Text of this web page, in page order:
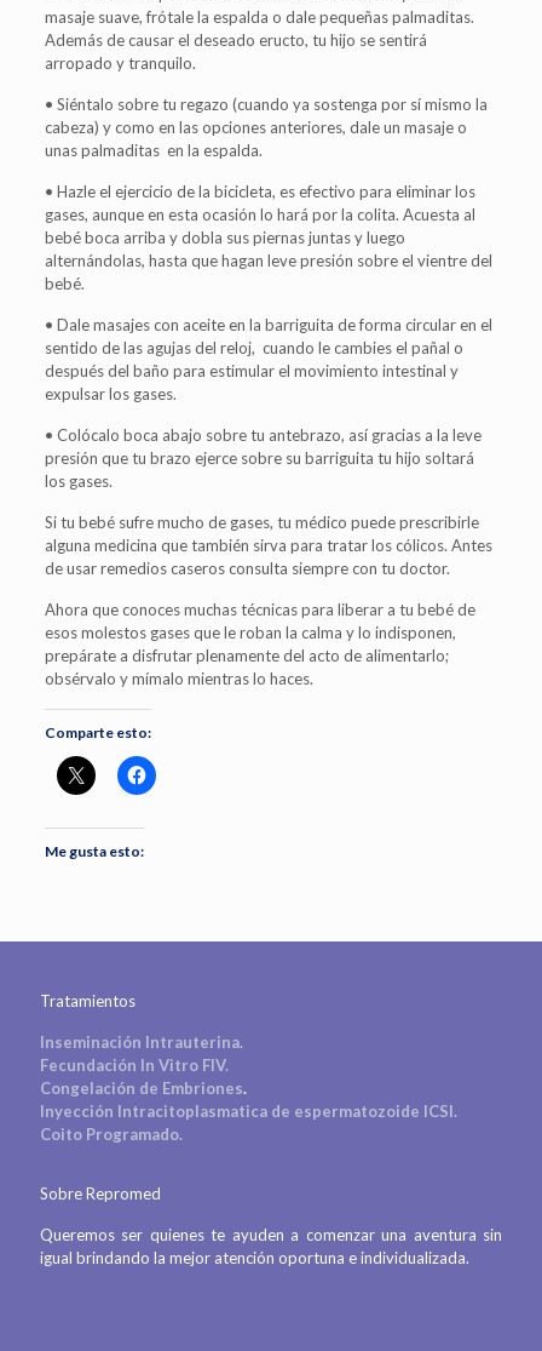
masaje suave, frótale la espalda o dale pequeñas palmaditas.
Además de causar el deseado eructo, tu hijo se sentirá
arropado y tranquilo.
• Siéntalo sobre tu regazo (cuando ya sostenga por sí mismo la
cabeza) y como en las opciones anteriores, dale un masaje o
unas palmaditas en la espalda.
• Hazle el ejercicio de la bicicleta, es efectivo para eliminar los
gases, aunque en esta ocasión lo hará por la colita. Acuesta al
bebé boca arriba y dobla sus piernas juntas y luego
alternándolas, hasta que hagan leve presión sobre el vientre del
bebé.
• Dale masajes con aceite en la barriguita de forma circular en el
sentido de las agujas del reloj, cuando le cambies el pañal o
después del baño para estimular el movimiento intestinal y
expulsar los gases.
• Colócalo boca abajo sobre tu antebrazo, así gracias a la leve
presión que tu brazo ejerce sobre su barriguita tu hijo soltará
los gases.
Si tu bebé sufre mucho de gases, tu médico puede prescribirle
alguna medicina que también sirva para tratar los cólicos. Antes
de usar remedios caseros consulta siempre con tu doctor.
Ahora que conoces muchas técnicas para liberar a tu bebé de
esos molestos gases que le roban la calma y lo indisponen,
prepárate a disfrutar plenamente del acto de alimentarlo;
obsérvalo y mímalo mientras lo haces.
Comparte esto:
Me gusta esto:
Tratamientos
Inseminación Intrauterina.
Fecundación In Vitro FIV.
Congelación de Embriones.
Inyección Intracitoplasmatica de espermatozoide ICSI.
Coito Programado.
Sobre Repromed
Queremos ser quienes te ayuden a comenzar una aventura sin
igual brindando la mejor atención oportuna e individualizada.